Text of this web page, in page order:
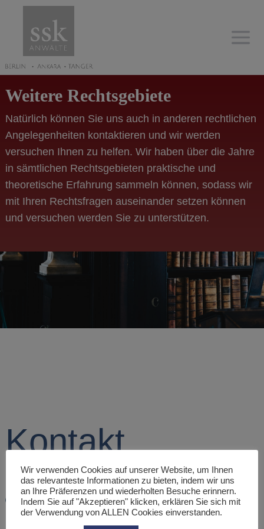
Weitere Rechtsgebiete
Natürlich können Sie uns auch in anderen rechtlichen
Angelegenheiten kontaktieren und wir werden
versuchen Ihnen zu helfen. Wir haben über die Jahre
in sämtlichen Rechtsgebieten praktische und
theoretische Erfahrung sammeln können, sodass wir
mit Ihren Rechtsfragen auseinander setzen können
und versuchen werden Sie zu unterstützen.
Kontakt
Otto-Suhr-Allee 97, 10585 Berlin
Wir verwenden Cookies auf unserer Website, um Ihnen
das relevanteste Informationen zu bieten, indem wir uns
an Ihre Präferenzen und wiederholten Besuche erinnern.
Indem Sie auf "Akzeptieren" klicken, erklären Sie sich mit
der Verwendung von ALLEN Cookies einverstanden.